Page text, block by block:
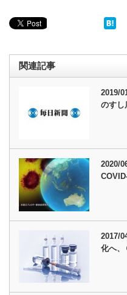
関連記事
2019/
のす
2020/
2017/
化へ